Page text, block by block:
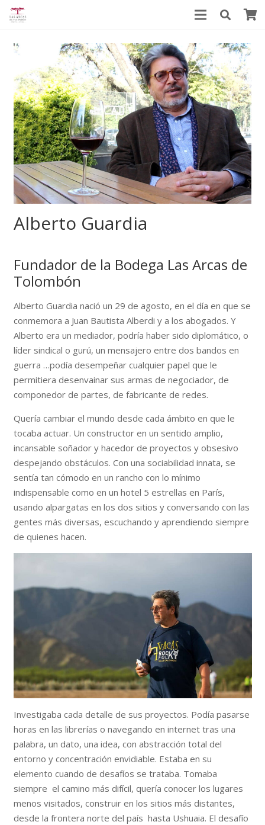
Alberto Guardia
Fundador de la Bodega Las Arcas de
Tolombón
Alberto Guardia nació un 29 de agosto, en el día en que se
conmemora a Juan Bautista Alberdi y a los abogados. Y
Alberto era un mediador, podría haber sido diplomático, o
líder sindical o gurú, un mensajero entre dos bandos en
guerra …podía desempeñar cualquier papel que le
permitiera desenvainar sus armas de negociador, de
componedor de partes, de fabricante de redes.
Quería cambiar el mundo desde cada ámbito en que le
tocaba actuar. Un constructor en un sentido amplio,
incansable soñador y hacedor de proyectos y obsesivo
despejando obstáculos. Con una sociabilidad innata, se
sentía tan cómodo en un rancho con lo mínimo
indispensable como en un hotel 5 estrellas en París,
usando alpargatas en los dos sitios y conversando con las
gentes más diversas, escuchando y aprendiendo siempre
de quienes hacen.
Investigaba cada detalle de sus proyectos. Podía pasarse
horas en las librerías o navegando en internet tras una
palabra, un dato, una idea, con abstracción total del
entorno y concentración envidiable. Estaba en su
elemento cuando de desafíos se trataba. Tomaba
siempre el camino más difícil, quería conocer los lugares
menos visitados, construir en los sitios más distantes,
desde la frontera norte del país hasta Ushuaia. El desafío